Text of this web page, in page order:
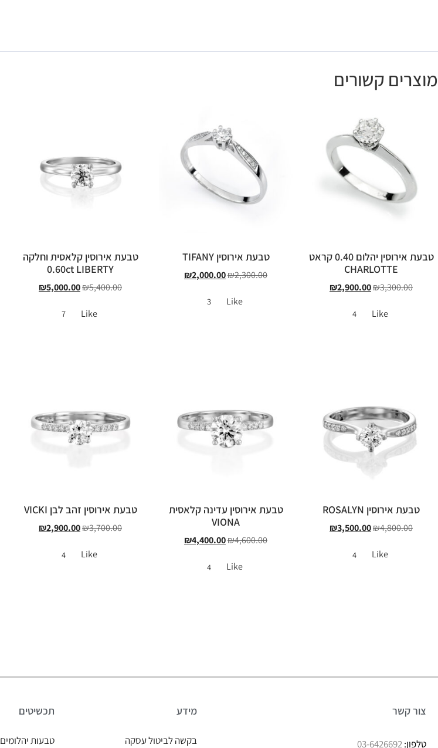
מוצרים קשורים
טבעת אירוסין יהלום 0.40 קראט
CHARLOTTE
₪3,300.00
₪2,900.00
Like
4
טבעת אירוסין TIFANY
₪2,300.00
₪2,000.00
Like
3
טבעת אירוסין קלאסית וחלקה
0.60ct LIBERTY
₪5,400.00
₪5,000.00
Like
7
טבעת אירוסין ROSALYN
₪4,800.00
₪3,500.00
Like
4
טבעת אירוסין עדינה קלאסית
VIONA
₪4,600.00
₪4,400.00
Like
4
טבעת אירוסין זהב לבן VICKI
₪3,700.00
₪2,900.00
Like
4
צור קשר
טלפון:03-6426692
מידע
בקשה לביטול עסקה
תכשיטים
טבעות יהלומים